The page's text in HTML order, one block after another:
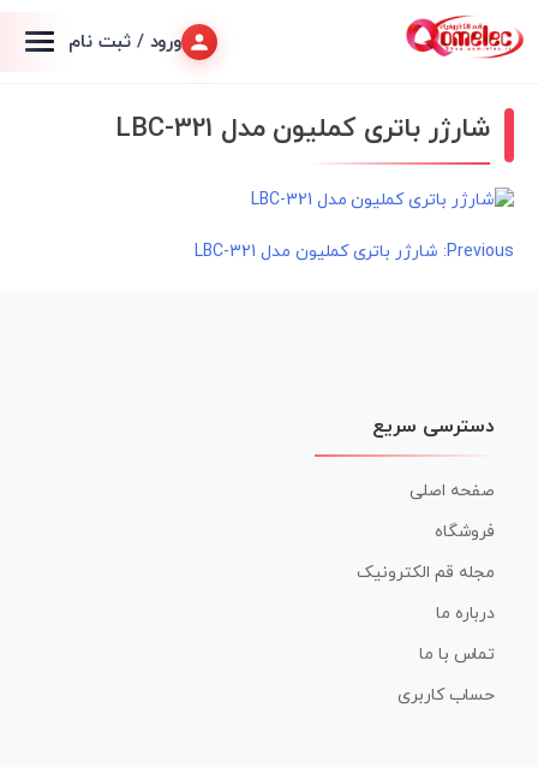
ورود / ثبت نام
شارژر باتری کملیون مدل LBC-321
راهبری
Previous: شارژر باتری کملیون مدل LBC-321
دسترسی سریع
صفحه اصلی
فروشگاه
مجله قم الکترونیک
درباره ما
تماس با ما
حساب کاربری